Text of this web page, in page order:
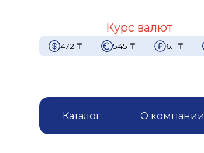
Курс валют
472 ₸ 545 ₸ 6.1 ₸
Каталог О компании